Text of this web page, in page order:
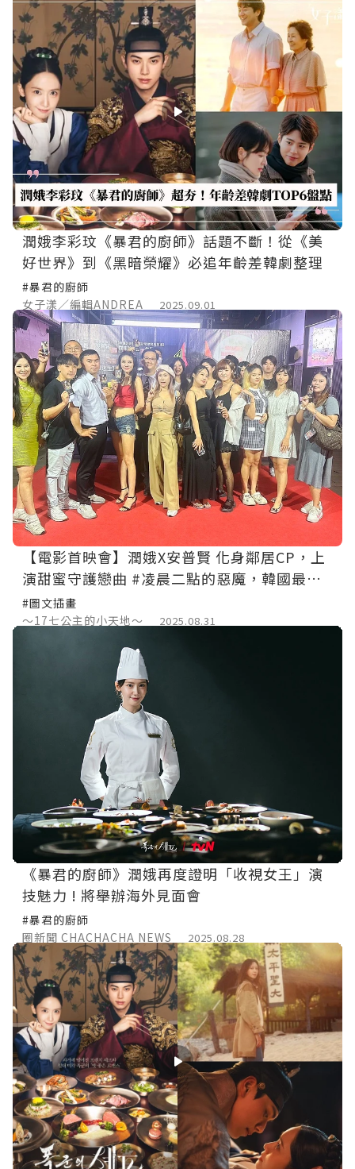
潤娥李彩玟《暴君的廚師》話題不斷！從《美
好世界》到《黑暗榮耀》必追年齡差韓劇整理
#暴君的廚師
女子漾／編輯ANDREA
2025.09.01
【電影首映會】潤娥X安普賢 化身鄰居CP，上
演甜蜜守護戀曲 #凌晨二點的惡魔，韓國最強
懸疑浪漫喜劇【電影推薦】
#圖文插畫
～17七公主的小天地～
2025.08.31
《暴君的廚師》潤娥再度證明「收視女王」演
技魅力 ! 將舉辦海外見面會
#暴君的廚師
圈新聞 CHACHACHA NEWS
2025.08.28